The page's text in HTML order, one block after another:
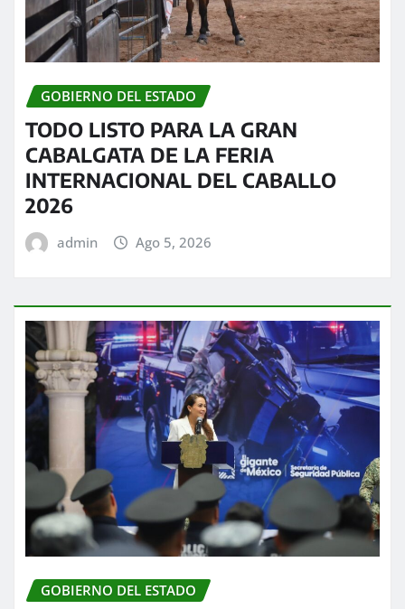
GOBIERNO DEL ESTADO
TODO LISTO PARA LA GRAN
CABALGATA DE LA FERIA
INTERNACIONAL DEL CABALLO
2026
admin Ago 5, 2026
GOBIERNO DEL ESTADO